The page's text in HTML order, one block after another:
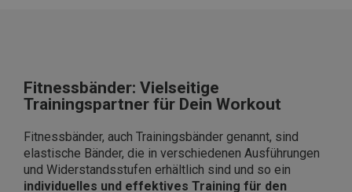
Fitnessbänder: Vielseitige
Trainingspartner für Dein Workout
Fitnessbänder, auch Trainingsbänder genannt, sind
elastische Bänder, die in verschiedenen Ausführungen
und Widerstandsstufen erhältlich sind und so ein
individuelles und effektives Training für den